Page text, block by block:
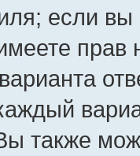
если
прав
также